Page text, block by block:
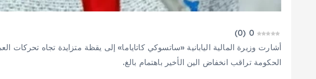
0
(
0
)
أشارت وزيرة المالية اليابانية «ساتسوكي كاتاياما» إلى يقظة متزايدة تجاه تحركات
الحكومة تراقب انخفاض الين الأخير باهتمام بالغ.